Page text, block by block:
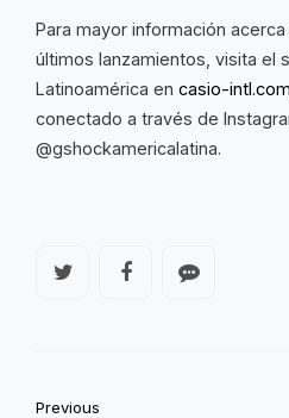
Para mayor información
últimos lanzamientos, visita el
Latinoamérica en casio-
conectado a través de
@gshockamericalatina.
Previous